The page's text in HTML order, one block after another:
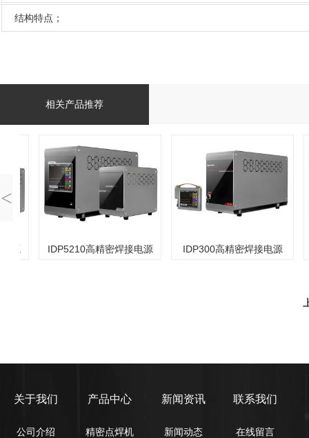
结构特点；
相关产品推荐
<
IDP5210高精密焊接电源 IDP300高精密焊接电源
关于我们
公司介绍
产品中心
精密点焊机
新闻资讯
新闻动态
联系我们
在线留言